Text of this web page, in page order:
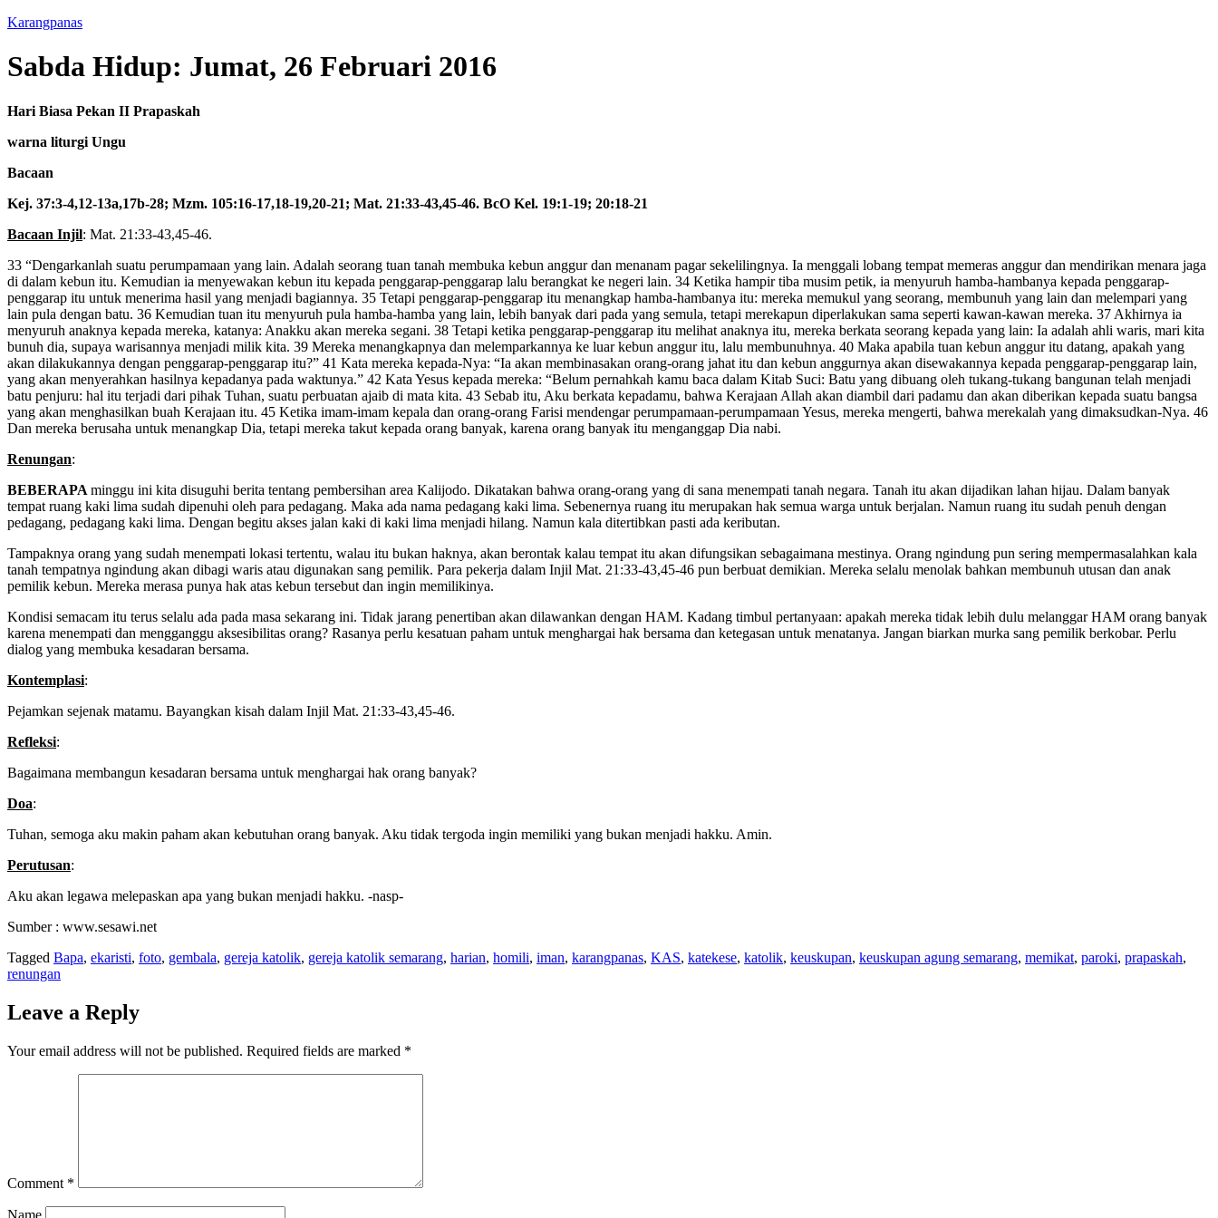
Karangpanas
Sabda Hidup: Jumat, 26 Februari 2016
Hari Biasa Pekan II Prapaskah
warna liturgi Ungu
Bacaan
Kej. 37:3-4,12-13a,17b-28; Mzm. 105:16-17,18-19,20-21; Mat. 21:33-43,45-46. BcO Kel. 19:1-19; 20:18-21
Bacaan Injil: Mat. 21:33-43,45-46.
33 “Dengarkanlah suatu perumpamaan yang lain. Adalah seorang tuan tanah membuka kebun anggur dan menanam pagar sekelilingnya. Ia menggali lobang tempat memeras anggur dan mendirikan menara jaga
di dalam kebun itu. Kemudian ia menyewakan kebun itu kepada penggarap-penggarap lalu berangkat ke negeri lain. 34 Ketika hampir tiba musim petik, ia menyuruh hamba-hambanya kepada penggarap-
penggarap itu untuk menerima hasil yang menjadi bagiannya. 35 Tetapi penggarap-penggarap itu menangkap hamba-hambanya itu: mereka memukul yang seorang, membunuh yang lain dan melempari yang
lain pula dengan batu. 36 Kemudian tuan itu menyuruh pula hamba-hamba yang lain, lebih banyak dari pada yang semula, tetapi merekapun diperlakukan sama seperti kawan-kawan mereka. 37 Akhirnya ia
menyuruh anaknya kepada mereka, katanya: Anakku akan mereka segani. 38 Tetapi ketika penggarap-penggarap itu melihat anaknya itu, mereka berkata seorang kepada yang lain: Ia adalah ahli waris, mari kita
bunuh dia, supaya warisannya menjadi milik kita. 39 Mereka menangkapnya dan melemparkannya ke luar kebun anggur itu, lalu membunuhnya. 40 Maka apabila tuan kebun anggur itu datang, apakah yang
akan dilakukannya dengan penggarap-penggarap itu?” 41 Kata mereka kepada-Nya: “Ia akan membinasakan orang-orang jahat itu dan kebun anggurnya akan disewakannya kepada penggarap-penggarap lain,
yang akan menyerahkan hasilnya kepadanya pada waktunya.” 42 Kata Yesus kepada mereka: “Belum pernahkah kamu baca dalam Kitab Suci: Batu yang dibuang oleh tukang-tukang bangunan telah menjadi
batu penjuru: hal itu terjadi dari pihak Tuhan, suatu perbuatan ajaib di mata kita. 43 Sebab itu, Aku berkata kepadamu, bahwa Kerajaan Allah akan diambil dari padamu dan akan diberikan kepada suatu bangsa
yang akan menghasilkan buah Kerajaan itu. 45 Ketika imam-imam kepala dan orang-orang Farisi mendengar perumpamaan-perumpamaan Yesus, mereka mengerti, bahwa merekalah yang dimaksudkan-Nya. 46
Dan mereka berusaha untuk menangkap Dia, tetapi mereka takut kepada orang banyak, karena orang banyak itu menganggap Dia nabi.
Renungan:
BEBERAPA minggu ini kita disuguhi berita tentang pembersihan area Kalijodo. Dikatakan bahwa orang-orang yang di sana menempati tanah negara. Tanah itu akan dijadikan lahan hijau. Dalam banyak
tempat ruang kaki lima sudah dipenuhi oleh para pedagang. Maka ada nama pedagang kaki lima. Sebenernya ruang itu merupakan hak semua warga untuk berjalan. Namun ruang itu sudah penuh dengan
pedagang, pedagang kaki lima. Dengan begitu akses jalan kaki di kaki lima menjadi hilang. Namun kala ditertibkan pasti ada keributan.
Tampaknya orang yang sudah menempati lokasi tertentu, walau itu bukan haknya, akan berontak kalau tempat itu akan difungsikan sebagaimana mestinya. Orang ngindung pun sering mempermasalahkan kala
tanah tempatnya ngindung akan dibagi waris atau digunakan sang pemilik. Para pekerja dalam Injil Mat. 21:33-43,45-46 pun berbuat demikian. Mereka selalu menolak bahkan membunuh utusan dan anak
pemilik kebun. Mereka merasa punya hak atas kebun tersebut dan ingin memilikinya.
Kondisi semacam itu terus selalu ada pada masa sekarang ini. Tidak jarang penertiban akan dilawankan dengan HAM. Kadang timbul pertanyaan: apakah mereka tidak lebih dulu melanggar HAM orang banyak
karena menempati dan mengganggu aksesibilitas orang? Rasanya perlu kesatuan paham untuk menghargai hak bersama dan ketegasan untuk menatanya. Jangan biarkan murka sang pemilik berkobar. Perlu
dialog yang membuka kesadaran bersama.
Kontemplasi:
Pejamkan sejenak matamu. Bayangkan kisah dalam Injil Mat. 21:33-43,45-46.
Refleksi:
Bagaimana membangun kesadaran bersama untuk menghargai hak orang banyak?
Doa:
Tuhan, semoga aku makin paham akan kebutuhan orang banyak. Aku tidak tergoda ingin memiliki yang bukan menjadi hakku. Amin.
Perutusan:
Aku akan legawa melepaskan apa yang bukan menjadi hakku. -nasp-
Sumber : www.sesawi.net
Tagged Bapa, ekaristi, foto, gembala, gereja katolik, gereja katolik semarang, harian, homili, iman, karangpanas, KAS, katekese, katolik, keuskupan, keuskupan agung semarang, memikat, paroki, prapaskah,
renungan
Leave a Reply
Your email address will not be published. Required fields are marked *
Comment *
Name